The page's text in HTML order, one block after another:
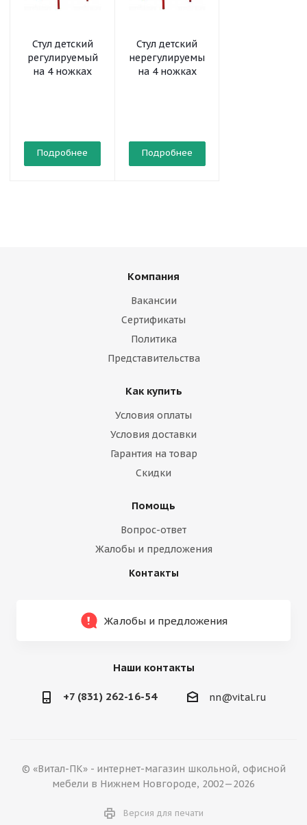
Стул детский
регулируемый
на 4 ножках
Подробнее
Стул детский
нерегулируемый
на 4 ножках
Подробнее
Компания
Вакансии
Сертификаты
Политика
Представительства
Как купить
Условия оплаты
Условия доставки
Гарантия на товар
Скидки
Помощь
Вопрос-ответ
Жалобы и предложения
Контакты
Жалобы и предложения
Наши контакты
+7 (831) 262-16-54 nn@vital.ru
© «Витал-ПК» - интернет-магазин школьной, офисной
мебели в Нижнем Новгороде, 2002—2026
Версия для печати